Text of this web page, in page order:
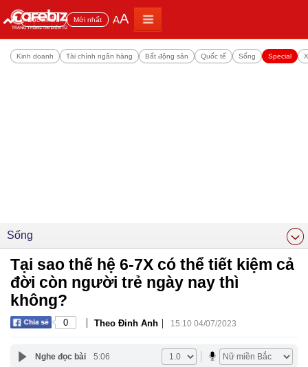
Đọc nhiều Mới nhất AA
Kinh doanh Tài chính ngân hàng Bất động sản Quốc tế Sống Special
Sống
Tại sao thế hệ 6-7X có thể tiết kiệm cả
đời còn người trẻ ngày nay thì
không?
0 | Theo Đinh Anh | 15:10 04/07/2023
Nghe đọc bài 5:06